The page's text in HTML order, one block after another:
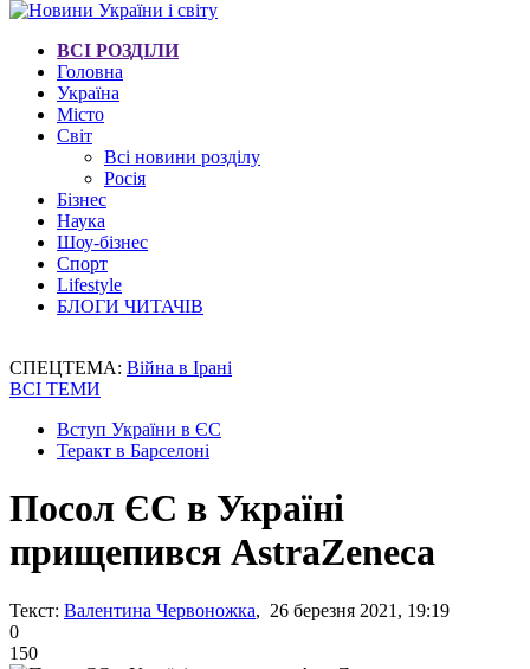
ВСІ РОЗДІЛИ
Головна
Україна
Місто
Світ
Всі новини розділу
Росія
Бізнес
Наука
Шоу-бізнес
Спорт
Lifestyle
БЛОГИ ЧИТАЧІВ
СПЕЦТЕМА: Війна в Ірані
ВСІ ТЕМИ
Вступ України в ЄС
Теракт в Барселоні
Посол ЄС в Україні
прищепився AstraZeneca
Текст: Валентина Червоножка, 26 березня 2021, 19:19
0
150